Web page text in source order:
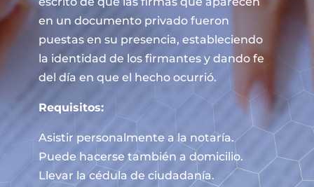
en un documento privado fueron
puestas en su presencia, estableciendo
la identidad de los firmantes y dando fe
del día en que el hecho ocurrió.
Requisitos:
Asistir personalmente a la notaría.
Puede hacerse también a domicilio.
Llevar la cédula de ciudadanía.